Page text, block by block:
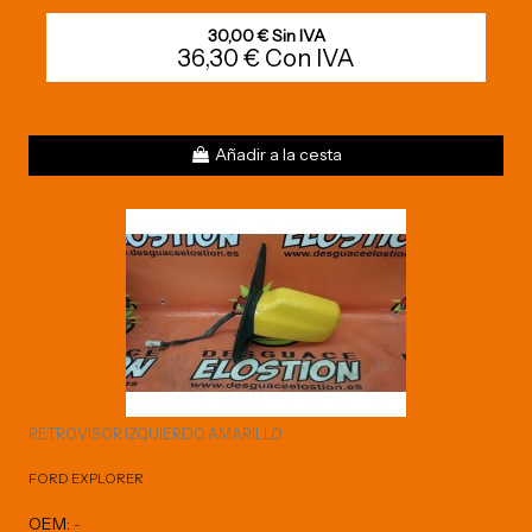
30,00 € Sin IVA
36,30 € Con IVA
Añadir a la cesta
RETROVISOR IZQUIERDO AMARILLO
FORD EXPLORER
OEM: -